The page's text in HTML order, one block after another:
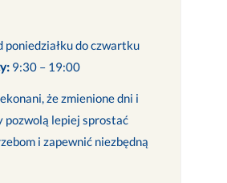
poniedziałku do czwartku
9:30 – 19:00
że zmienione dni i
pozwolą lepiej sprostać
i zapewnić niezbędną